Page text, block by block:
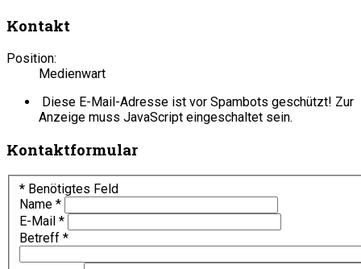
Kontakt
Position:
Medienwart
Diese E-Mail-Adresse ist vor Spambots geschützt! Zur
Anzeige muss JavaScript eingeschaltet sein.
Kontaktformular
* Benötigtes Feld
Name *
E-Mail *
Betreff *